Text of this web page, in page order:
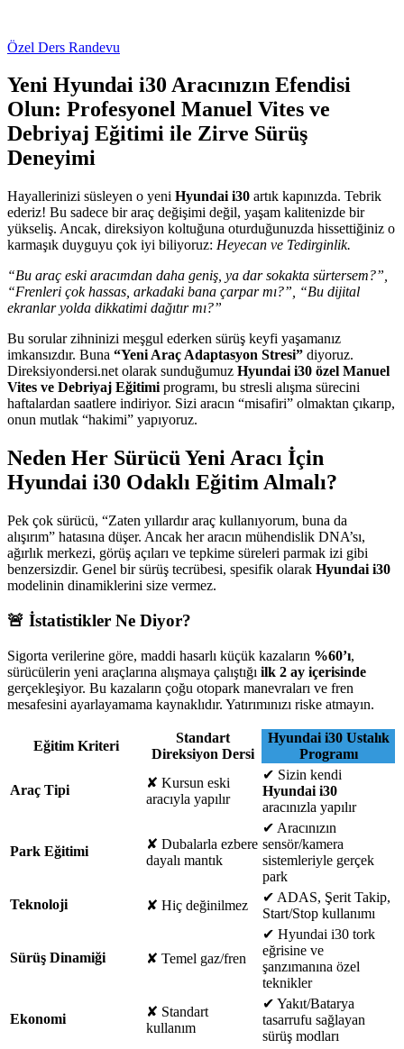
Özel Ders Randevu
Yeni Hyundai i30 Aracınızın Efendisi
Olun: Profesyonel Manuel Vites ve
Debriyaj Eğitimi ile Zirve Sürüş
Deneyimi
Hayallerinizi süsleyen o yeni Hyundai i30 artık kapınızda. Tebrik
ederiz! Bu sadece bir araç değişimi değil, yaşam kalitenizde bir
yükseliş. Ancak, direksiyon koltuğuna oturduğunuzda hissettiğiniz o
karmaşık duyguyu çok iyi biliyoruz: Heyecan ve Tedirginlik.
“Bu araç eski aracımdan daha geniş, ya dar sokakta sürtersem?”,
“Frenleri çok hassas, arkadaki bana çarpar mı?”, “Bu dijital
ekranlar yolda dikkatimi dağıtır mı?”
Bu sorular zihninizi meşgul ederken sürüş keyfi yaşamanız
imkansızdır. Buna “Yeni Araç Adaptasyon Stresi” diyoruz.
Direksiyondersi.net olarak sunduğumuz Hyundai i30 özel Manuel
Vites ve Debriyaj Eğitimi programı, bu stresli alışma sürecini
haftalardan saatlere indiriyor. Sizi aracın “misafiri” olmaktan çıkarıp,
onun mutlak “hakimi” yapıyoruz.
Neden Her Sürücü Yeni Aracı İçin
Hyundai i30 Odaklı Eğitim Almalı?
Pek çok sürücü, “Zaten yıllardır araç kullanıyorum, buna da
alışırım” hatasına düşer. Ancak her aracın mühendislik DNA’sı,
ağırlık merkezi, görüş açıları ve tepkime süreleri parmak izi gibi
benzersizdir. Genel bir sürüş tecrübesi, spesifik olarak Hyundai i30
modelinin dinamiklerini size vermez.
🚨 İstatistikler Ne Diyor?
Sigorta verilerine göre, maddi hasarlı küçük kazaların %60’ı,
sürücülerin yeni araçlarına alışmaya çalıştığı ilk 2 ay içerisinde
gerçekleşiyor. Bu kazaların çoğu otopark manevraları ve fren
mesafesini ayarlayamama kaynaklıdır. Yatırımınızı riske atmayın.
Eğitim Kriteri
Standart
Direksiyon Dersi
Hyundai i30 Ustalık
Programı
Araç Tipi ✘ Kursun eski
aracıyla yapılır
✔ Sizin kendi
Hyundai i30
aracınızla yapılır
Park Eğitimi ✘ Dubalarla ezbere
dayalı mantık
✔ Aracınızın
sensör/kamera
sistemleriyle gerçek
park
Teknoloji
✘ Hiç değinilmez
✔ ADAS, Şerit Takip,
Start/Stop kullanımı
Sürüş Dinamiği ✘ Temel gaz/fren
✔ Hyundai i30 tork
eğrisine ve
şanzımanına özel
teknikler
Ekonomi ✘ Standart
kullanım
✔ Yakıt/Batarya
tasarrufu sağlayan
sürüş modları